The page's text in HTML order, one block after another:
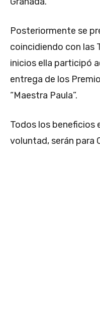
Posteriormente se
coincidiendo con las
inicios ella participó
entrega de los
“Maestra Paula”.
Todos los beneficios
voluntad, serán para